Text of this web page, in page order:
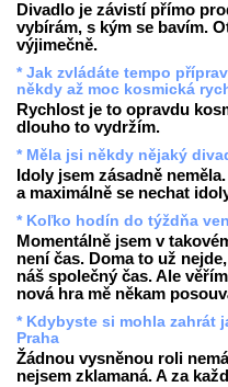
Divadlo je závistí přímo
vybírám, s kým se bavím.
výjimečně.
* Jak zvládáte tempo
někdy až moc kosmická
Rychlost je to opravdu
dlouho to vydržím.
* Měla jsi někdy nějaký
Idoly jsem zásadně
a maximálně se nechat
* Koľko hodín do týždňa
Momentálně jsem v
není čas. Doma to už
náš společný čas. Ale
nová hra mě někam
* Kdybyste si mohla zahrát
Praha
Žádnou vysněnou roli
nejsem zklamaná. A za